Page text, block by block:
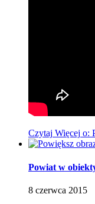
Czytaj Więcej o:
Powiat w
8 czerwca 2015